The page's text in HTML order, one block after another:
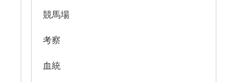
競馬場
考察
血統